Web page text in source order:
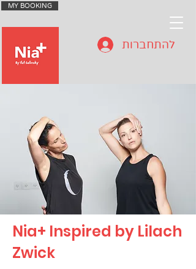
MY BOOKING
להתחברות
Nia+ Inspired by Lilach
Zwick